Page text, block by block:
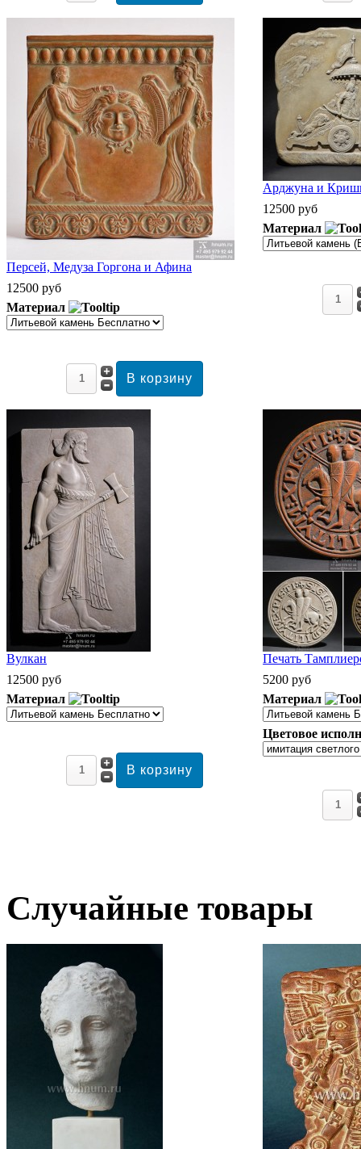
Персей, Медуза Горгона и Афина
12500 руб
Материал
Арджуна и
12500 руб
Материал
Вулкан
12500 руб
Материал
Печать
5200 руб
Материал
Цветовое
Случайные товары